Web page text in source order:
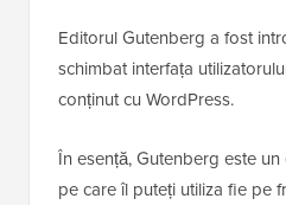
Editorul Gutenberg a fost
schimbat interfața
conținut cu WordPress.
În esență, Gutenberg este
pe care îl puteți utiliza fie pe